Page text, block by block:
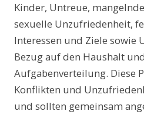
Kinder, Untreue,
sexuelle Unzufriedenheit,
Interessen und Ziele sowie
Bezug auf den Haushalt
Aufgabenverteilung. Diese
Konflikten und
und sollten gemeinsam